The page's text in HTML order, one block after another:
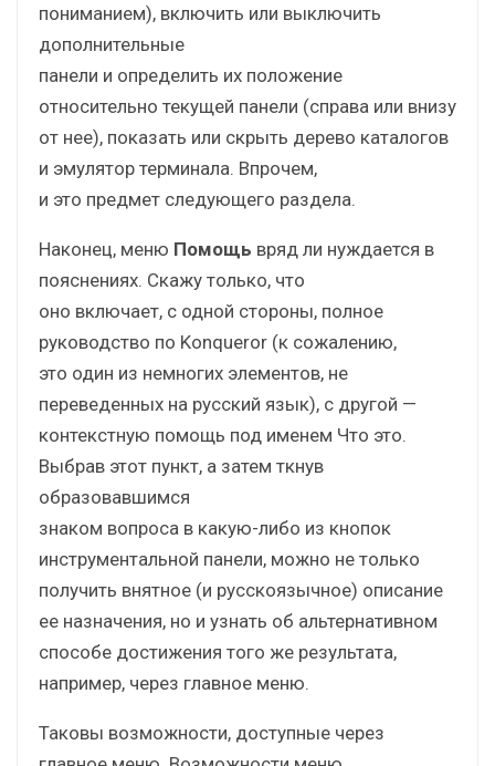
пониманием), включить или выключить
дополнительные
панели и определить их положение
относительно текущей панели (справа или внизу
от нее), показать или скрыть дерево каталогов
и эмулятор терминала. Впрочем,
и это предмет следующего раздела.
Наконец, меню Помощь вряд ли нуждается в
пояснениях. Скажу только, что
оно включает, с одной стороны, полное
руководство по Konqueror (к сожалению,
это один из немногих элементов, не
переведенных на русский язык), с другой —
контекстную помощь под именем Что это.
Выбрав этот пункт, а затем ткнув
образовавшимся
знаком вопроса в какую-либо из кнопок
инструментальной панели, можно не только
получить внятное (и русскоязычное) описание
ее назначения, но и узнать об альтернативном
способе достижения того же результата,
например, через главное меню.
Таковы возможности, доступные через